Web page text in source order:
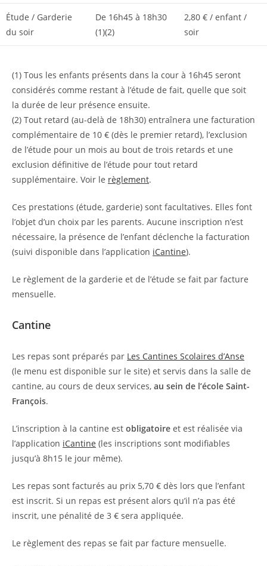
Étude / Garderie
du soir
De 16h45 à 18h30
(1)(2)
2,80 € / enfant /
soir
(1) Tous les enfants présents dans la cour à 16h45 seront
considérés comme restant à l’étude de fait, quelle que soit
la durée de leur présence ensuite.
(2) Tout retard (au-delà de 18h30) entraînera une facturation
complémentaire de 10 € (dès le premier retard), l’exclusion
de l’étude pour un mois au bout de trois retards et une
exclusion définitive de l’étude pour tout retard
supplémentaire. Voir le règlement.
Ces prestations (étude, garderie) sont facultatives. Elles font
l’objet d’un choix par les parents. Aucune inscription n’est
nécessaire, la présence de l’enfant déclenche la facturation
(suivi disponible dans l’application iCantine).
Le règlement de la garderie et de l’étude se fait par facture
mensuelle.
Cantine
Les repas sont préparés par Les Cantines Scolaires d’Anse
(le menu est disponible sur le site) et servis dans la salle de
cantine, au cours de deux services, au sein de l’école Saint-
François.
L’inscription à la cantine est obligatoire et est réalisée via
l’application iCantine (les inscriptions sont modifiables
jusqu’à 8h15 le jour même).
Les repas sont facturés au prix 5,70 € dès lors que l’enfant
est inscrit. Si un repas est présent alors qu’il n’a pas été
inscrit, une pénalité de 3 € sera appliquée.
Le règlement des repas se fait par facture mensuelle.